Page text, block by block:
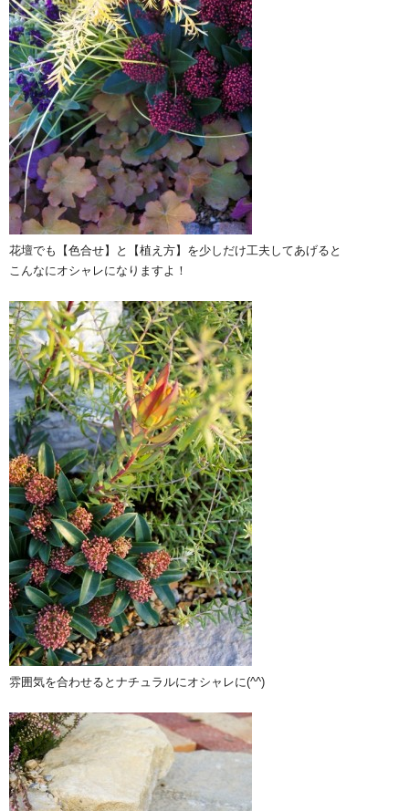
花壇でも【色合せ】と【植え方】を少しだけ工夫してあげると
こんなにオシャレになりますよ！
雰囲気を合わせるとナチュラルにオシャレに(^^)